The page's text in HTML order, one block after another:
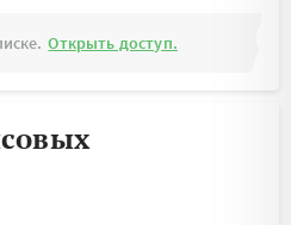
Открыть доступ.